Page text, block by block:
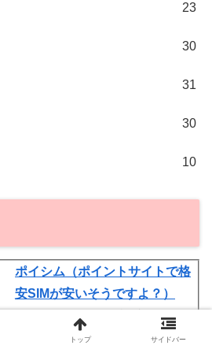
23
30
31
30
10
ポイシム（ポイントサイトで格
安SIMが安いそうですよ？）
かおるの金銭欲担当ブログ♪ 格
安SIMをなるべく安く利用する
トップ サイドバー